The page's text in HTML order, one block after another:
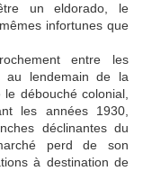
un eldorado, le
infortunes que
entre les
au lendemain de la
débouché colonial,
les années 1930,
déclinantes du
perd de son
à destination de